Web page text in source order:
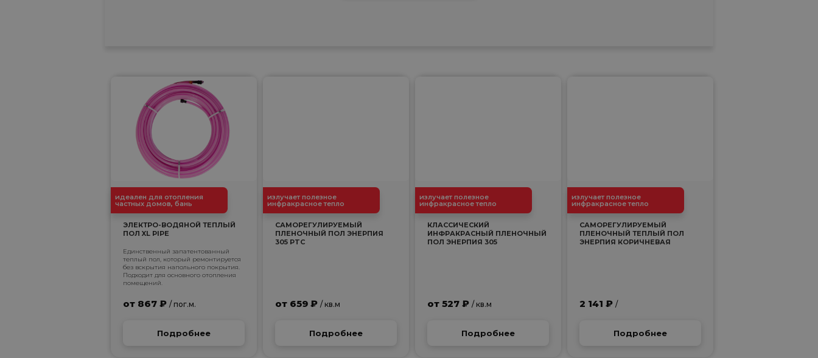
идеален для отопления
частных домов, бань
ЭЛЕКТРО-ВОДЯНОЙ ТЕПЛЫЙ
ПОЛ XL PIPE
Единственный запатентованный
теплый пол, который ремонтируется
без вскрытия напольного покрытия.
Подходит для основного отопления
помещений.
от 867 ₽ / пог.м.
Подробнее
излучает полезное
инфракрасное тепло
САМОРЕГУЛИРУЕМЫЙ
ПЛЕНОЧНЫЙ ПОЛ ЭНЕРПИЯ
305 PTC
от 659 ₽ / кв.м
Подробнее
излучает полезное
инфракрасное тепло
КЛАССИЧЕСКИЙ
ИНФРАКРАСНЫЙ ПЛЕНОЧНЫЙ
ПОЛ ЭНЕРПИЯ 305
от 527 ₽ / кв.м
Подробнее
излучает полезное
инфракрасное тепло
САМОРЕГУЛИРУЕМЫЙ
ПЛЕНОЧНЫЙ ТЕПЛЫЙ ПОЛ
ЭНЕРПИЯ КОРИЧНЕВАЯ
2 141 ₽ /
Подробнее